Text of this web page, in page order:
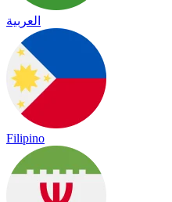
العربية
Filipino